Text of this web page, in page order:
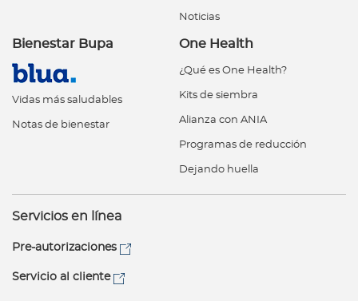
Noticias
Bienestar Bupa
Vidas más saludables
Notas de bienestar
One Health
¿Qué es One Health?
Kits de siembra
Alianza con ANIA
Programas de reducción
Dejando huella
Servicios en línea
Pre-autorizaciones
Servicio al cliente